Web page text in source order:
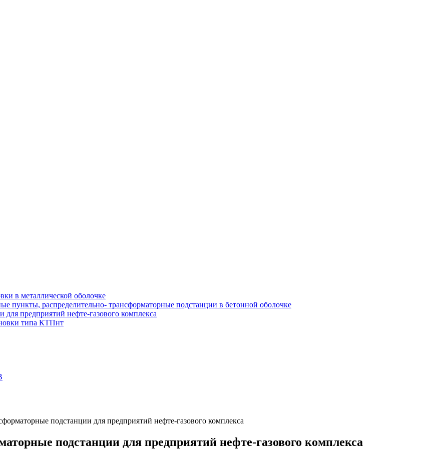
в металлической оболочке
пункты, распределительно- трансформаторные подстанции в бетонной оболочке
предприятий нефте-газового комплекса
типа КТПнт
подстанции для предприятий нефте-газового комплекса
подстанции для предприятий нефте-газового комплекса